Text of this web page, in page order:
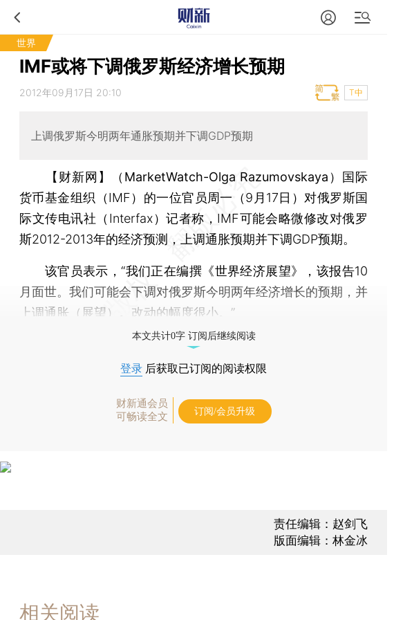
世界
IMF或将下调俄罗斯经济增长预期
2012年09月17日 20:10 T中
上调俄罗斯今明两年通胀预期并下调GDP预期
【财新网】（MarketWatch-Olga Razumovskaya） 国际
货币基金组织（IMF）的一位官员周一（9月17日）对俄罗斯国
际文传电讯社（Interfax）记者称，IMF可能会略微修改对俄罗
斯2012-2013年的经济预测，上调通胀预期并下调GDP预期。
该官员表示，“我们正在编撰《世界经济展望》，该报告10
月面世。我们可能会下调对俄罗斯今明两年经济增长的预期，并
上调通胀（展望）。改动的幅度很小。”
本文共计0字 订阅后继续阅读
登录 后获取已订阅的阅读权限
财新通会员
可畅读全文
订阅/会员升级
责任编辑：赵剑飞
版面编辑：林金冰
相关阅读